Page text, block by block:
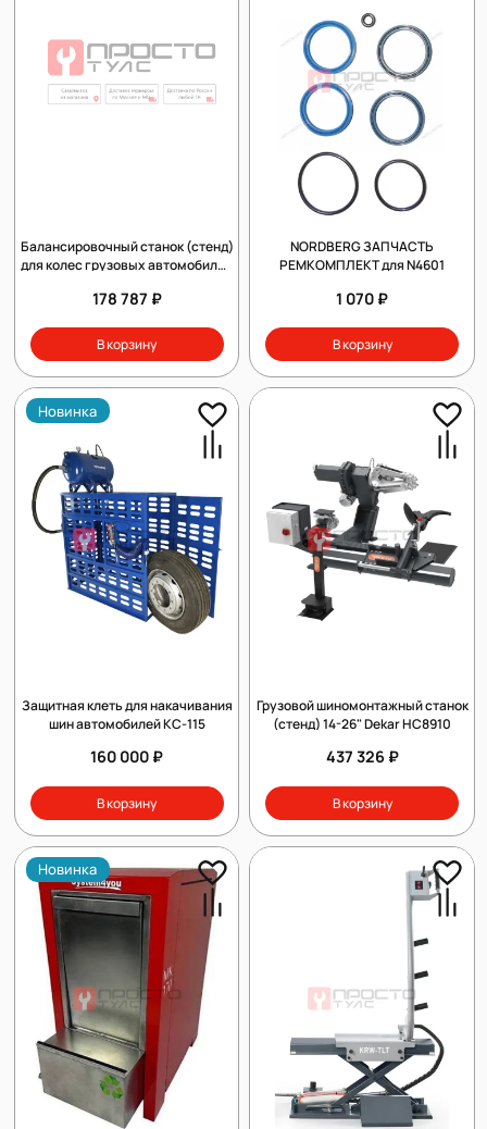
Балансировочный станок (стенд)
для колес грузовых автомобилей
178 787 ₽
В корзину
NORDBERG ЗАПЧАСТЬ
РЕМКОМПЛЕКТ для N4601
1 070 ₽
В корзину
Новинка
Защитная клеть для накачивания
шин автомобилей КС-115
160 000 ₽
В корзину
Грузовой шиномонтажный станок
(стенд) 14-26" Dekar HC8910
437 326 ₽
В корзину
Новинка